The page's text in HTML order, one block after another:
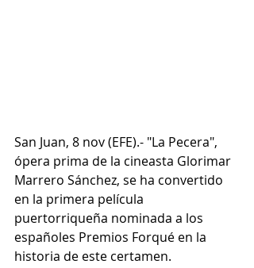
San Juan, 8 nov (EFE).- "La Pecera",
ópera prima de la cineasta Glorimar
Marrero Sánchez, se ha convertido
en la primera película
puertorriqueña nominada a los
españoles Premios Forqué en la
historia de este certamen.